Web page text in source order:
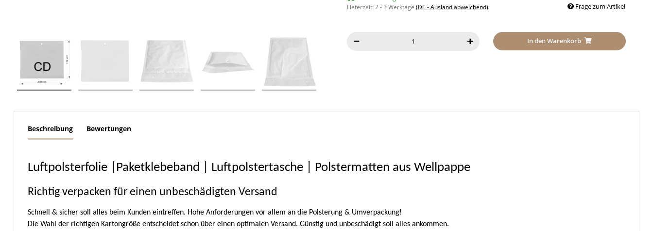
Lieferzeit:2 - 3 Werktage (DE - Ausland abweichend) Frage zum Artikel
In den Warenkorb
Beschreibung Bewertungen
Luftpolsterfolie |Paketklebeband | Luftpolstertasche | Polstermatten aus Wellpappe
Richtig verpacken für einen unbeschädigten Versand
Schnell & sicher soll alles beim Kunden eintreffen. Hohe Anforderungen vor allem an die Polsterung & Umverpackung!
Die Wahl der richtigen Kartongröße entscheidet schon über einen optimalen Versand. Günstig und unbeschädigt soll alles ankommen.